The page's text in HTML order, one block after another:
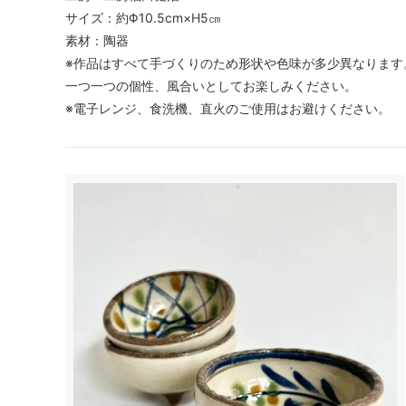
サイズ：約Φ10.5cm×H5㎝
素材：陶器
※作品はすべて手づくりのため形状や色味が多少異なります
一つ一つの個性、風合いとしてお楽しみください。
※電子レンジ、食洗機、直火のご使用はお避けください。